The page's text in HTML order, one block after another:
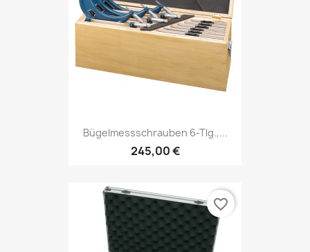
Bügelmessschrauben 6-Tlg.,...
245,00 €
favorite_border